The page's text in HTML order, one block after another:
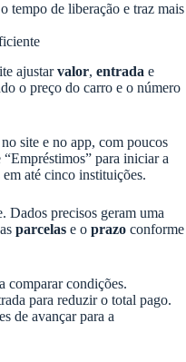
tempo de liberação e traz mais
ajustarvalor, entrada e
o preço do carro e o número
site e no app, com poucos
para iniciar a
até cinco instituições.
Dados precisos geram uma
parcelas e o prazo conforme
comparar condições.
para reduzir o total pago.
de avançar para a